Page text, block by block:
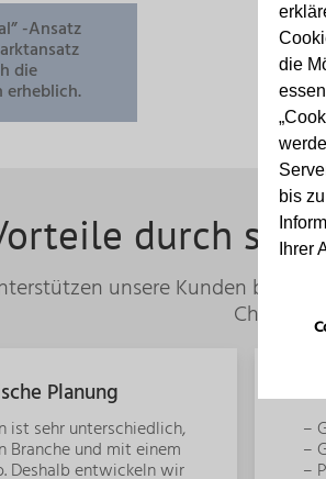
die
bis
Ihrer
-Ansatz
die
erheblich.
durch
unsere Kunden bei
Planung
ist sehr unterschiedlich,
Branche und mit einem
Deshalb entwickeln wir
–
–
–